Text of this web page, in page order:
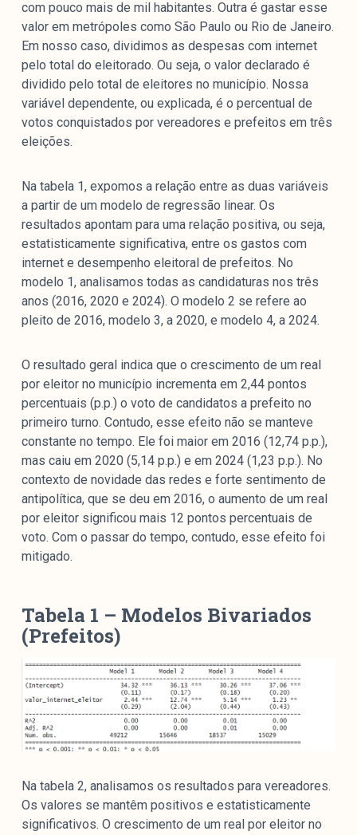
com pouco mais de mil habitantes. Outra é gastar esse
valor em metrópoles como São Paulo ou Rio de Janeiro.
Em nosso caso, dividimos as despesas com internet
pelo total do eleitorado. Ou seja, o valor declarado é
dividido pelo total de eleitores no município. Nossa
variável dependente, ou explicada, é o percentual de
votos conquistados por vereadores e prefeitos em três
eleições.
Na tabela 1, expomos a relação entre as duas variáveis
a partir de um modelo de regressão linear. Os
resultados apontam para uma relação positiva, ou seja,
estatisticamente significativa, entre os gastos com
internet e desempenho eleitoral de prefeitos. No
modelo 1, analisamos todas as candidaturas nos três
anos (2016, 2020 e 2024). O modelo 2 se refere ao
pleito de 2016, modelo 3, a 2020, e modelo 4, a 2024.
O resultado geral indica que o crescimento de um real
por eleitor no município incrementa em 2,44 pontos
percentuais (p.p.) o voto de candidatos a prefeito no
primeiro turno. Contudo, esse efeito não se manteve
constante no tempo. Ele foi maior em 2016 (12,74 p.p.),
mas caiu em 2020 (5,14 p.p.) e em 2024 (1,23 p.p.). No
contexto de novidade das redes e forte sentimento de
antipolítica, que se deu em 2016, o aumento de um real
por eleitor significou mais 12 pontos percentuais de
voto. Com o passar do tempo, contudo, esse efeito foi
mitigado.
Tabela 1 – Modelos Bivariados
(Prefeitos)
Na tabela 2, analisamos os resultados para vereadores.
Os valores se mantêm positivos e estatisticamente
significativos. O crescimento de um real por eleitor no